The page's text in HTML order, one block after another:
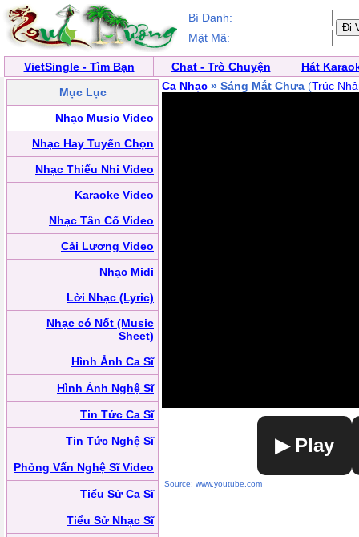
Bí Danh:
Mật Mã:
VietSingle - Tìm Bạn Chat - Trò Chuyện
Hát
Mục Lục
Nhạc Music Video
Nhạc Hay Tuyển Chọn
Nhạc Thiếu Nhi Video
Karaoke Video
Nhạc Tân Cổ Video
Cải Lương Video
Nhạc Midi
Lời Nhạc (Lyric)
Nhạc có Nốt (Music
Sheet)
Hình Ảnh Ca Sĩ
Hình Ảnh Nghệ Sĩ
Tin Tức Ca Sĩ
Tin Tức Nghệ Sĩ
Phỏng Vấn Nghệ Sĩ Video
Tiểu Sử Ca Sĩ
Tiểu Sử Nhạc Sĩ
Ca Nhạc » Sáng Mắt Chưa (Trúc
▶ Play
Source: www.youtube.com